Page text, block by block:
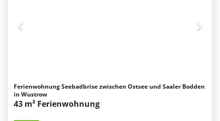
Ferienwohnung Seebadbrise zwischen Ostsee und Saaler Bodden
in Wustrow
43 m² Ferienwohnung